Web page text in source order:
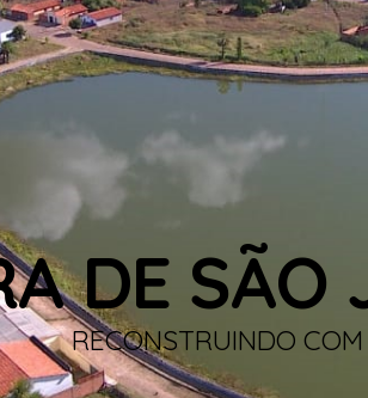
DE SÃO
RECONSTRUINDO